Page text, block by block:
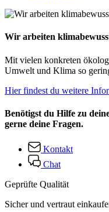
Wir arbeiten
Mit vielen konkreten
Umwelt und Klima so
Hier findest du weitere
Benötigst du Hilfe zu
gerne deine Fragen.
Kontakt
Chat
Geprüfte Qualität
Sicher und vertraut